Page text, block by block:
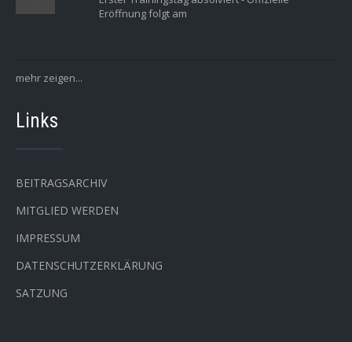
Eröffnung folgt am
mehr zeigen...
Links
BEITRAGSARCHIV
MITGLIED WERDEN
IMPRESSUM
DATENSCHUTZERKLÄRUNG
SATZUNG